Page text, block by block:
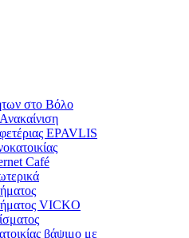
στο Βόλο
EPAVLIS
Café
VICKO
βάψιμο με